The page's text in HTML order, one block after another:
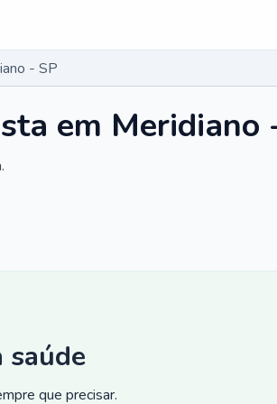
- SP
em Meridiano
saúde
que precisar.